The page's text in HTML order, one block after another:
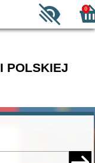
0
POLSKIEJ